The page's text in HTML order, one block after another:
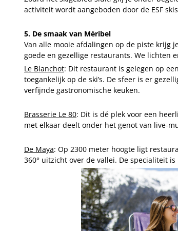
activiteit wordt aangeboden door de ESF
5. De smaak van Méribel
Van alle mooie afdalingen op de piste krijg
goede en gezellige restaurants. We lichten
Le Blanchot: Dit restaurant is gelegen op
toegankelijk op de ski’s. De sfeer is er
verfijnde gastronomische keuken.
Brasserie Le 80: Dit is dé plek voor een
met elkaar deelt onder het genot van live-
De Maya: Op 2300 meter hoogte ligt
360° uitzicht over de vallei. De specialiteit